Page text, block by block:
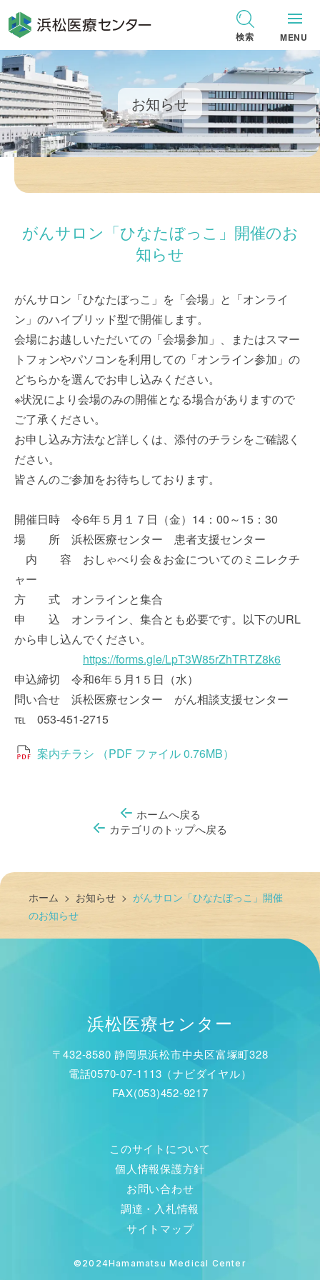
ロ
ー
バ
ル
ナ
ビ
ゲ
文
へ
ー
カ
ル
ナ
ビ
ゲ
ー
ッ
タ
ー
へ
検索 MENU
お知らせ
がんサロン「ひなたぼっこ」開催のお
知らせ
がんサロン「ひなたぼっこ」を「会場」と「オンライ
ン」のハイブリッド型で開催します。
会場にお越しいただいての「会場参加」、またはスマー
トフォンやパソコンを利用しての「オンライン参加」の
どちらかを選んでお申し込みください。
※状況により会場のみの開催となる場合がありますので
ご了承ください。
お申し込み方法など詳しくは、添付のチラシをご確認く
ださい。
皆さんのご参加をお待ちしております。
開催日時 令6年５月１７日（金）14：00～15：30
場 所 浜松医療センター 患者支援センター
内 容 おしゃべり会＆お金についてのミニレクチ
ャー
方 式 オンラインと集合
申 込 オンライン、集合とも必要です。以下のURL
から申し込んでください。
https://forms.gle/LpT3W85rZhTRTZ8k6
申込締切 令和6年５月1５日（水）
問い合せ 浜松医療センター がん相談支援センター
℡ 053-451-2715
案内チラシ （PDF ファイル 0.76MB）
カテゴリのトップへ戻る
ホームへ戻る
ホーム > お知らせ > がんサロン「ひなたぼっこ」開催
のお知らせ
浜松医療センター
〒432-8580 静岡県浜松市中央区富塚町328
電話0570-07-1113（ナビダイヤル）
FAX(053)452-9217
このサイトについて
個人情報保護方針
お問い合わせ
調達・入札情報
サイトマップ
©2024Hamamatsu Medical Center